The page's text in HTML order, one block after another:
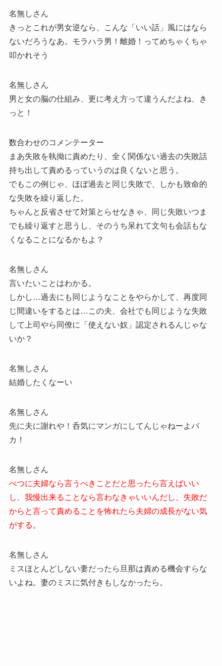
名無しさん
きっとこれが男女逆なら、こんな「いい話」風にはなら
ないだろうなあ。モラハラ男！離婚！ってめちゃくちゃ
叩かれそう
名無しさん
男と女の脳の仕組み、更に考え方って違うんだよね、き
っと！
数合わせのコメンテーター
まあ失敗を執拗に責めたり、全く関係ない過去の失敗話
持ち出して責めるっていうのは良くないと思う。
でもこの例じゃ、ほぼ過去と同じ失敗で、しかも致命的
な失敗を繰り返した。
ちゃんと反省させて対策とらせなきゃ、同じ失敗いつま
でも繰り返すと思うし、そのうち呆れて文句も会話もな
くなることになるかもよ？
名無しさん
言いたいことはわかる。
しかし…過去にも同じようなことをやらかして、再度同
じ間違いをするとは…この夫、会社でも同じような失敗
して上司やら同僚に「使えない奴」認定されるんじゃな
いか？
名無しさん
結婚したくなーい
名無しさん
先に夫に謝れや！呑気にマンガにしてんじゃねーよバ
カ！
名無しさん
べつに夫婦なら言うべきことだと思ったら言えばいい
し、我慢出来ることなら言わなきゃいいんだし、失敗だ
からと言って責めることを怖れたら夫婦の成長がない気
がする。
名無しさん
ミスほとんどしない妻だったら旦那は責める機会すらな
いよね。妻のミスに気付きもしなかったら。